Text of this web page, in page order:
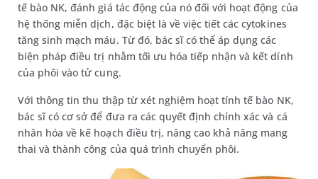
tế bào NK, đánh giá tác động của nó đối với hoạt động của
hệ thống miễn dịch, đặc biệt là về việc tiết các cytokines
tăng sinh mạch máu. Từ đó, bác sĩ có thể áp dụng các
biện pháp điều trị nhằm tối ưu hóa tiếp nhận và kết dính
của phôi vào tử cung.
Với thông tin thu thập từ xét nghiệm hoạt tính tế bào NK,
bác sĩ có cơ sở để đưa ra các quyết định chính xác và cá
nhân hóa về kế hoạch điều trị, nâng cao khả năng mang
thai và thành công của quá trình chuyển phôi.